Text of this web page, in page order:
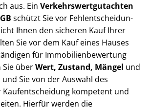
aus. Ein Ver­kehrs­wert­gut­ach­ten
schützt Sie vor Fehl­ent­schei­dun­
Ihnen den sicheren Kauf Ihrer
Sie vor dem Kauf eines Hauses
für Im­mo­bi­li­en­be­wer­tung
Sie überWert, Zustand, Mängel und
Sie von der Auswahl des
Kauf­ent­schei­dung kompetent und
Hierfür werden die